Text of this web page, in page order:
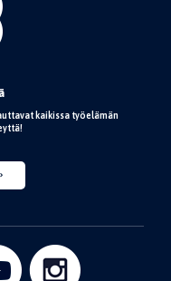
kaikissa työelämän